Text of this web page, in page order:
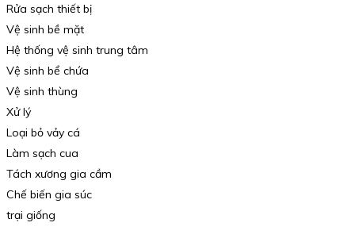
Rửa sạch thiết bị
Vệ sinh bề mặt
Hệ thống vệ sinh trung tâm
Vệ sinh bể chứa
Vệ sinh thùng
Xử lý
Loại bỏ vảy cá
Làm sạch cua
Tách xương gia cầm
Chế biến gia súc
trại giống